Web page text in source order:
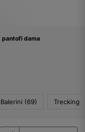
pantofi dama
Balerini (69) Trecking